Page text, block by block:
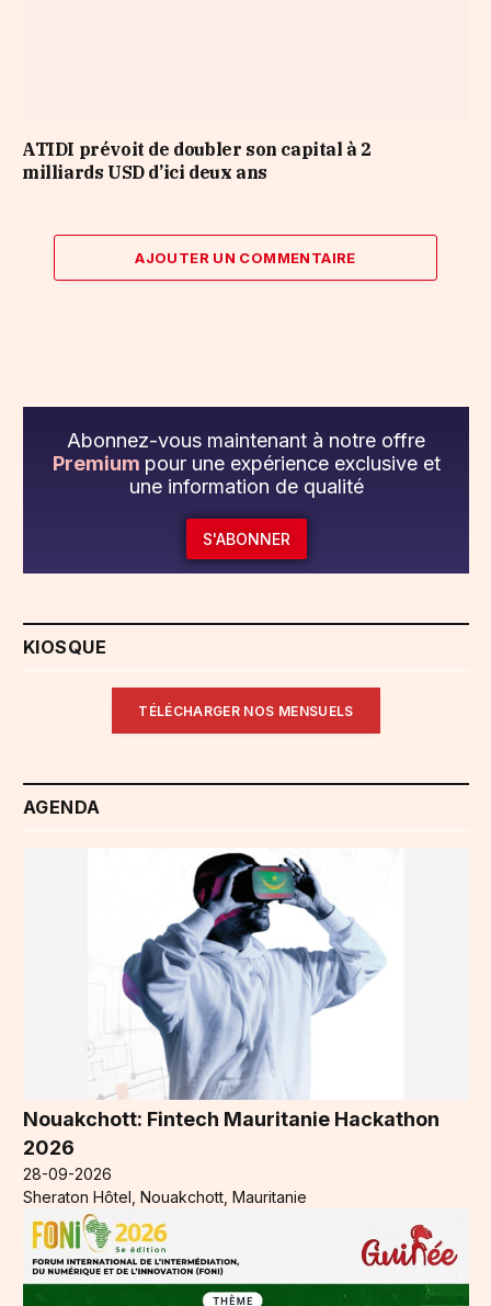
ATIDI prévoit de doubler son capital à 2
milliards USD d’ici deux ans
AJOUTER UN COMMENTAIRE
Abonnez-vous maintenant à notre offre
Premium pour une expérience exclusive et
une information de qualité
S'ABONNER
KIOSQUE
TÉLÉCHARGER NOS MENSUELS
AGENDA
Nouakchott: Fintech Mauritanie Hackathon
2026
28-09-2026
Sheraton Hôtel, Nouakchott, Mauritanie